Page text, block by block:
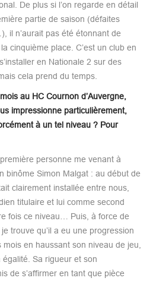
De plus si l’on regarde en détail
partie de saison (défaites
il n’aurait pas été étonnant de
cinquième place. C’est un club en
en Nationale 2 sur des
cela prend du temps.
au HC Cournon d’Auvergne,
impressionne particulièrement,
à un tel niveau ? Pour
personne me venant à
binôme Simon Malgat : au début de
clairement installée entre nous,
titulaire et lui comme second
fois ce niveau… Puis, à force de
trouve qu’il a eu une progression
en haussant son niveau de jeu,
Sa rigueur et son
de s’affirmer en tant que pièce